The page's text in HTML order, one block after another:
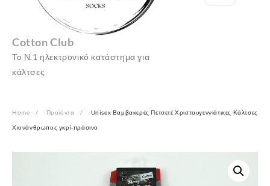
Cotton Club
Το Ν.1 ηλεκτρονικό κατάστημα για
κάλτσες
Home Προϊόντα Unisex Βαμβακερές Πετσετέ Χριστουγεννιάτικες Κάλτσες
Χιονάνθρωπος γκρί-πράσινο